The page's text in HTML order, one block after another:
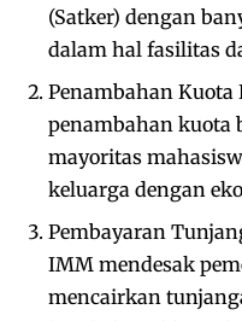
(Satker) dengan
dalam hal fasilitas
Penambahan
penambahan kuota
mayoritas
keluarga dengan
Pembayaran
IMM mendesak
mencairkan